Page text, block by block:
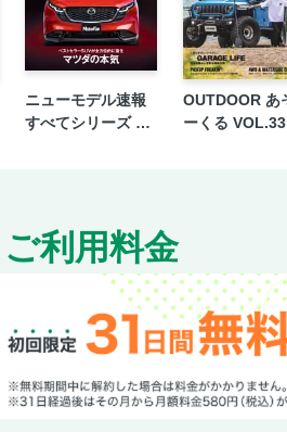
人気モデルの売れている理由【スバル
関係者に聞いた：モビショーのバス展
自動車アラウンド・ザ・World【第148
新車販売情報室2025【10月の新車販売
ざ・総括【JMSショーカー総括】
目次
トヨタ博物館企画展「What's JDM？」
ジャパン・モビリティ・ショー・プレ
今月の新車情報 WHAT'S NEW
N.Yマンスリーレポート【電動車の普及
アメ車好きの編集Kがキャデラック・
ニューモデル速報
すべてシリーズ 第
OUTDOOR あ
ーくる VOL.33
ご利用料金